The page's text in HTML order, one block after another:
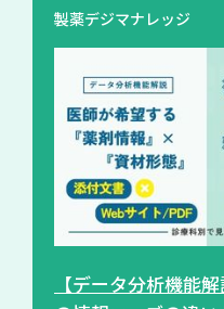
製薬デジマナレッジ
【データ分析機能